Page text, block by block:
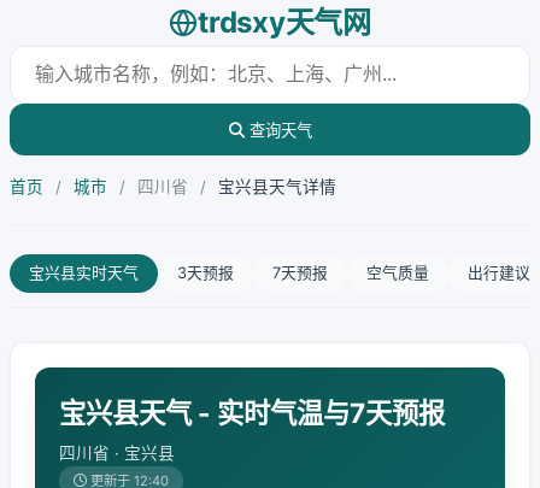
trdsxy天气网
查询天气
首页 / 城市 / 四川省 / 宝兴县天气详情
宝兴县实时天气 3天预报 7天预报 空气质量 出行建议
宝兴县天气 - 实时气温与7天预报
四川省 · 宝兴县
更新于 12:40